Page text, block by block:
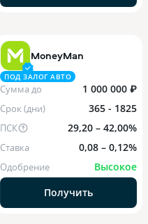
MoneyMan
ПОД ЗАЛОГ АВТО
Сумма до 1 000 000 ₽
Срок (дни) 365 - 1825
ПСК 29,20 – 42,00%
Ставка 0,08 – 0,12%
Одобрение
Высокое
Получить